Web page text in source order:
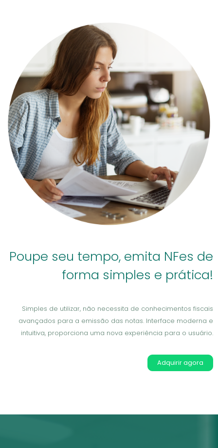
Poupe seu tempo, emita NFes de
forma simples e prática!
Simples de utilizar, não necessita de conhecimentos fiscais
avançados para a emissão das notas. Interface moderna e
intuitiva, proporciona uma nova experiência para o usuário.
Adquirir agora